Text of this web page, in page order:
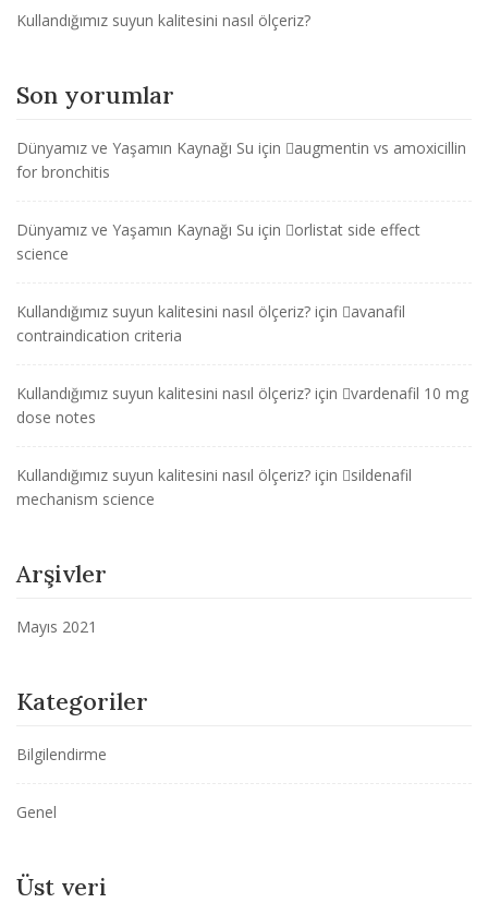
Kullandığımız suyun kalitesini nasıl ölçeriz?
Son yorumlar
Dünyamız ve Yaşamın Kaynağı Su için
augmentin vs amoxicillin
for bronchitis
Dünyamız ve Yaşamın Kaynağı Su için
orlistat side effect
science
Kullandığımız suyun kalitesini nasıl ölçeriz? için
avanafil
contraindication criteria
Kullandığımız suyun kalitesini nasıl ölçeriz? için
vardenafil 10 mg
dose notes
Kullandığımız suyun kalitesini nasıl ölçeriz? için
sildenafil
mechanism science
Arşivler
Mayıs 2021
Kategoriler
Bilgilendirme
Genel
Üst veri